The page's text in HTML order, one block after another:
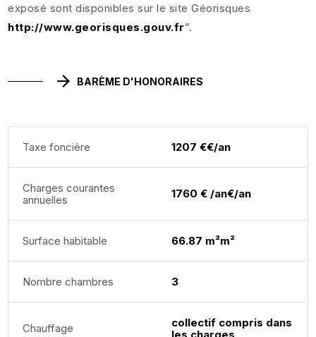
exposé sont disponibles sur le site Géorisques
http://www.georisques.gouv.fr”.
BARÈME D'HONORAIRES
Taxe foncière 1207 €€/an
Charges courantes
annuelles
1760 € /an€/an
Surface habitable 66.87 m²m²
Nombre chambres 3
Chauffage
collectif compris dans